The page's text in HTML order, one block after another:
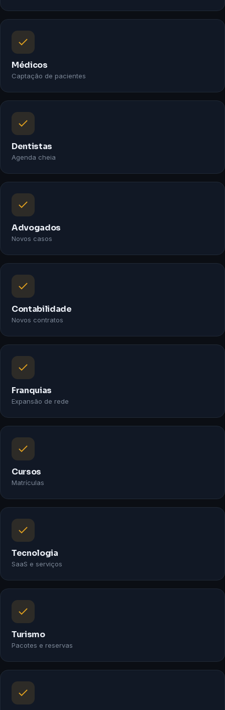
Médicos
Captação de pacientes
Dentistas
Agenda cheia
Advogados
Novos casos
Contabilidade
Novos contratos
Franquias
Expansão de rede
Cursos
Matrículas
Tecnologia
SaaS e serviços
Turismo
Pacotes e reservas